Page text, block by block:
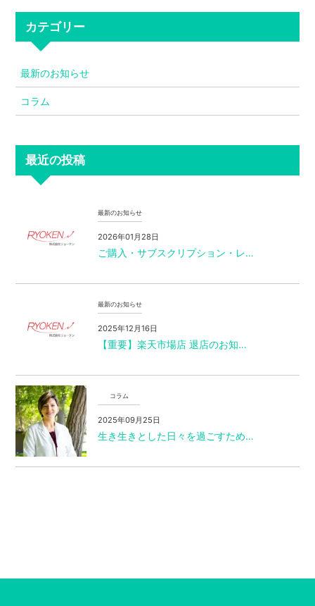
カテゴリー
最新のお知らせ
コラム
最近の投稿
最新のお知らせ
2026年01月28日
ご購入・サブスクリプション・レ…
最新のお知らせ
2025年12月16日
【重要】楽天市場店 退店のお知…
コラム
2025年09月25日
生き生きとした日々を過ごすため…